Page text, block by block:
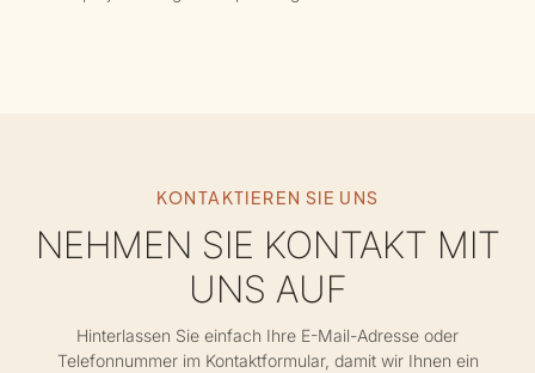
KONTAKTIEREN SIE UNS
NEHMEN SIE KONTAKT MIT
UNS AUF
Hinterlassen Sie einfach Ihre E-Mail-Adresse oder
Telefonnummer im Kontaktformular, damit wir Ihnen ein